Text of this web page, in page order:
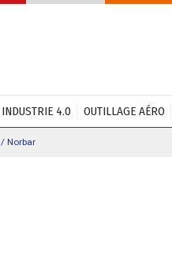
INDUSTRIE 4.0 OUTILLAGE AÉRO
/ Norbar